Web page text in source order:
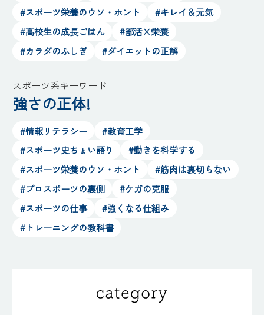
#スポーツ栄養のウソ・ホント
#キレイ＆元気
#高校生の成長ごはん
#部活×栄養
#カラダのふしぎ
#ダイエットの正解
スポーツ系キーワード
強さの正体!
#情報リテラシー
#教育工学
#スポーツ史ちょい語り
#動きを科学する
#スポーツ栄養のウソ・ホント
#筋肉は裏切らない
#プロスポーツの裏側
#ケガの克服
#スポーツの仕事
#強くなる仕組み
#トレーニングの教科書